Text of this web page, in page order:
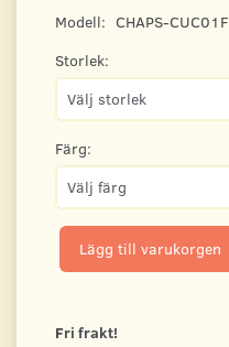
Modell: CHAPS-CUC01F
Storlek:
Färg:
Lägg till varukorgen
Fri frakt!